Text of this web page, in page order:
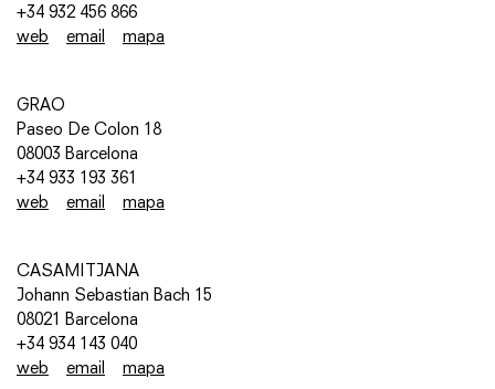
+34 932 456 866
web
email mapa
GRAO
Paseo De Colon 18
08003 Barcelona
+34 933 193 361
web
email mapa
CASAMITJANA
Johann Sebastian Bach 15
08021 Barcelona
+34 934 143 040
web
email mapa